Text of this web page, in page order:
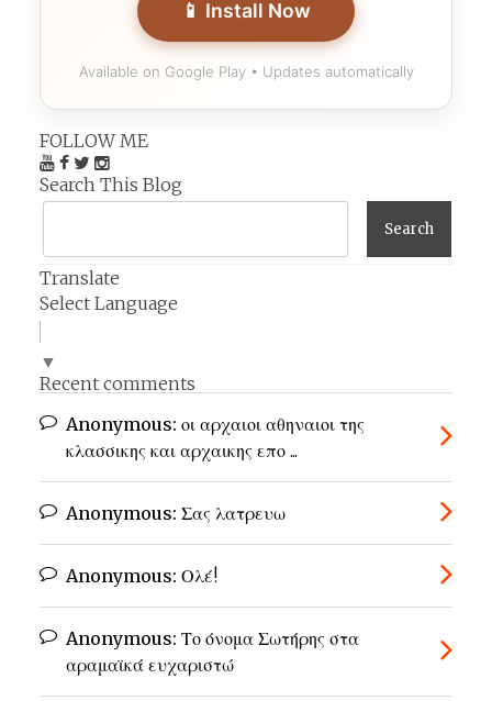
📱 Install Now
Available on Google Play • Updates automatically
FOLLOW ME
Search This Blog
Translate
Select Language
▼
Recent comments
Anonymous: οι αρχαιοι αθηναιοι της
κλασσικης και αρχαικης επο ...
Anonymous: Σας λατρευω
Anonymous: Ολέ!
Anonymous: Το όνομα Σωτήρης στα
αραμαϊκά ευχαριστώ